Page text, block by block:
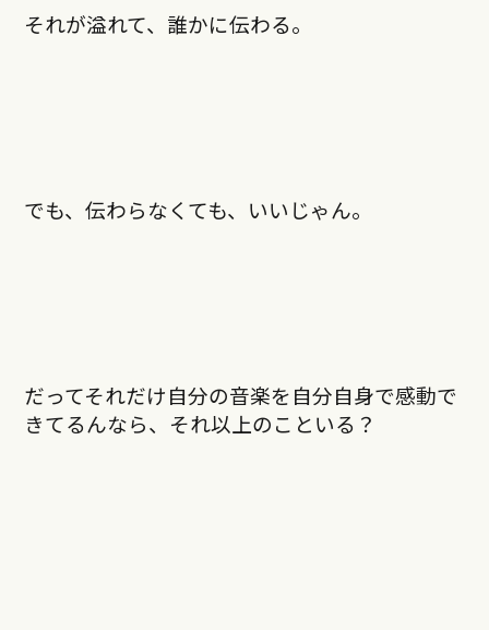
それが溢れて、誰かに伝わる。
でも、伝わらなくても、いいじゃん。
だってそれだけ自分の音楽を自分自身で感動で
きてるんなら、それ以上のこといる？